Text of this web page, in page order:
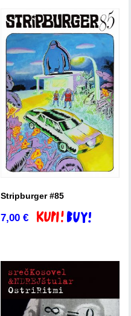
Stripburger #85
7,00€ Dodaj v košarico